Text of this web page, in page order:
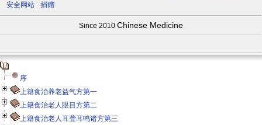
安全网站
捐赠
Since 2010 Chinese Medicine
序
上籍食治养老益气方第一
上籍食治老人眼目方第二
上籍食治老人耳聋耳鸣诸方第三